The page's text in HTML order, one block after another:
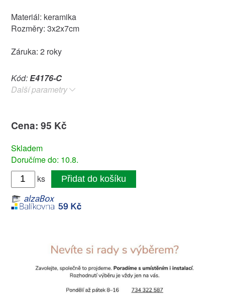
Materiál: keramika
Rozměry: 3x2x7cm
Záruka: 2 roky
Kód:E4176-C
Další parametry
Cena: 95 Kč
Skladem
Doručíme do: 10.8.
ks
Přidat do košíku